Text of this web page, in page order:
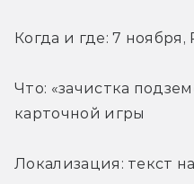
Когда и где: 7 ноября,
Что: «зачистка
карточной игры
Локализация: текст